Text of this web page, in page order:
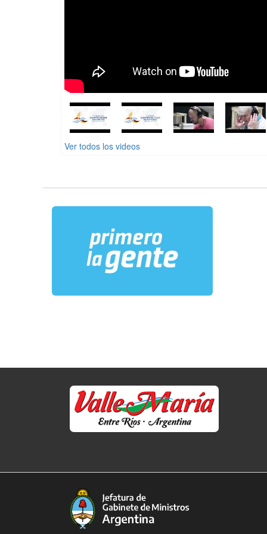
Ver todos los videos